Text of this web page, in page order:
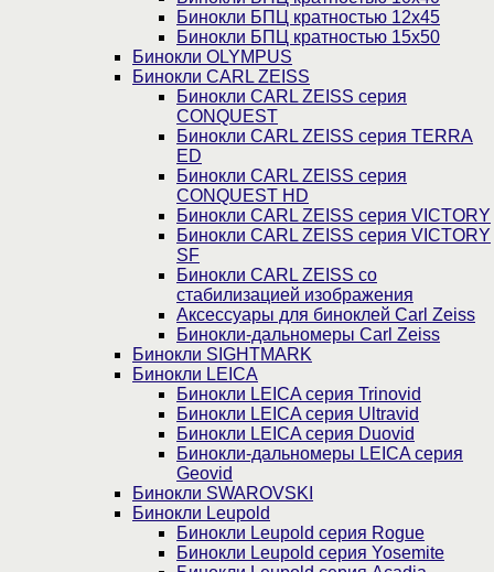
Бинокли БПЦ кратностью 12х45
Бинокли БПЦ кратностью 15х50
Бинокли OLYMPUS
Бинокли CARL ZEISS
Бинокли CARL ZEISS серия
CONQUEST
Бинокли CARL ZEISS серия TERRA
ED
Бинокли CARL ZEISS серия
CONQUEST HD
Бинокли CARL ZEISS серия VICTORY
Бинокли CARL ZEISS серия VICTORY
SF
Бинокли CARL ZEISS со
стабилизацией изображения
Аксессуары для биноклей Carl Zeiss
Бинокли-дальномеры Carl Zeiss
Бинокли SIGHTMARK
Бинокли LEICA
Бинокли LEICA серия Trinovid
Бинокли LEICA серия Ultravid
Бинокли LEICA серия Duovid
Бинокли-дальномеры LEICA серия
Geovid
Бинокли SWAROVSKI
Бинокли Leupold
Бинокли Leupold серия Rogue
Бинокли Leupold серия Yosemite